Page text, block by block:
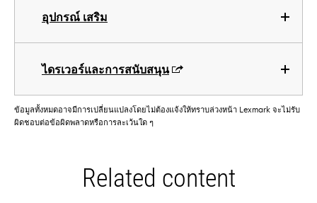
อุปกรณ์ เสริม
ไดรเวอร์และการสนับสนุน
ข้อมูลทั้งหมดอาจมีการเปลี่ยนแปลงโดยไม่ต้องแจ้งให้ทราบล่วงหน้า Lexmark จะไม่รับ
ผิดชอบต่อข้อผิดพลาดหรือการละเว้นใด ๆ
Related content